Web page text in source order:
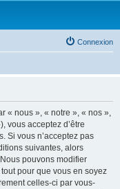
Connexion
« nous », « notre », « nos »,
vous acceptez d’être
Si vous n’acceptez pas
suivantes, alors
pouvons modifier
pour que vous en soyez
celles-ci par vous-